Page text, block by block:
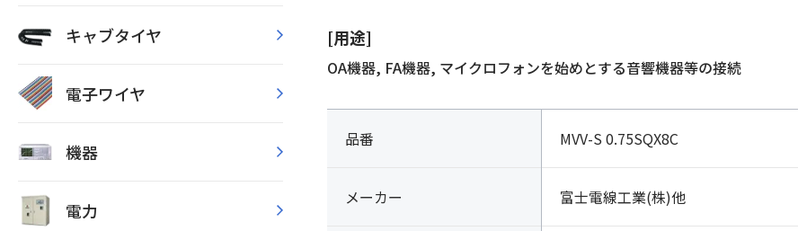
キャブタイヤ
電子ワイヤ
機器
電力
[用途]
OA機器, FA機器, マイクロフォンを始めとする音響機器等の接続
品番 MVV-S 0.75SQX8C
メーカー 富士電線工業(株)他